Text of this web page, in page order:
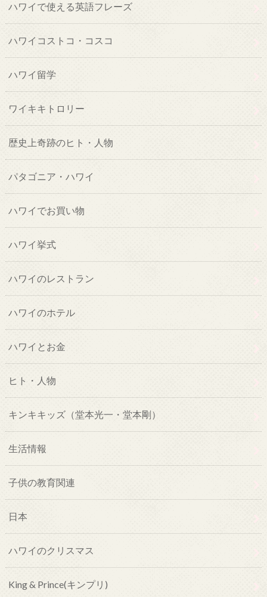
ハワイで使える英語フレーズ
ハワイコストコ・コスコ
ハワイ留学
ワイキキトロリー
歴史上奇跡のヒト・人物
パタゴニア・ハワイ
ハワイでお買い物
ハワイ挙式
ハワイのレストラン
ハワイのホテル
ハワイとお金
ヒト・人物
キンキキッズ（堂本光一・堂本剛）
生活情報
子供の教育関連
日本
ハワイのクリスマス
King & Prince(キンプリ)